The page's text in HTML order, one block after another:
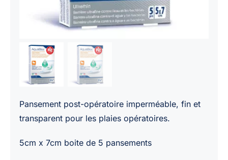
Pansement post-opératoire imperméable, fin et
transparent pour les plaies opératoires.
5cm x 7cm boite de 5 pansements